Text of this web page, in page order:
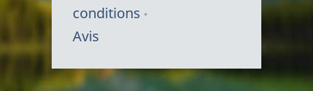
conditions
Avis
Symbole
du